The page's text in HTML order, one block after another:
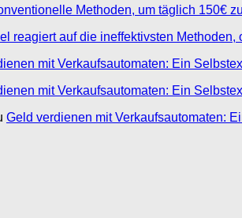
Methoden, um täglich 150€
reagiert auf die ineffektivsten
mit Verkaufsautomaten: Ein
mit Verkaufsautomaten: Ein
Geld verdienen mit Verkaufsautomaten: